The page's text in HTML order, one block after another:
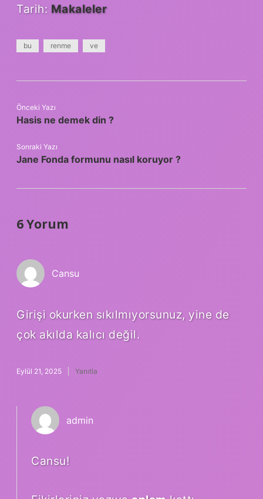
Tarih: Makaleler
bu renme ve
Önceki Yazı
Hasis ne demek din ?
Sonraki Yazı
Jane Fonda formunu nasıl koruyor ?
6 Yorum
Cansu
Girişi okurken sıkılmıyorsunuz, yine de
çok akılda kalıcı değil.
Eylül 21, 2025 Yanıtla
admin
Cansu!